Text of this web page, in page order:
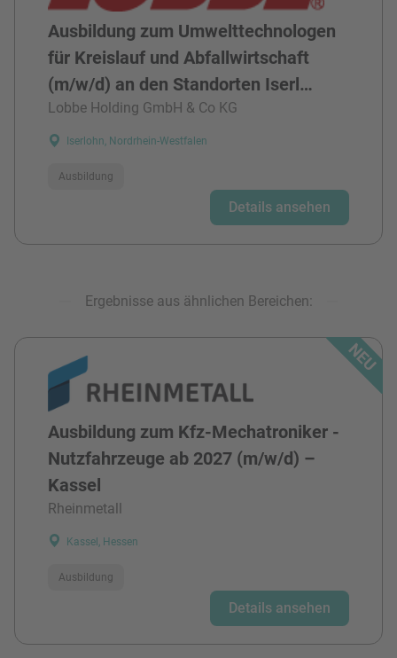
Ausbildung zum Umwelttechnologen
für Kreislauf und Abfallwirtschaft
(m/w/d) an den Standorten Iserl…
Lobbe Holding GmbH & Co KG
Iserlohn, Nordrhein-Westfalen
Ausbildung
Details ansehen
Ergebnisse aus ähnlichen Bereichen:
Ausbildung zum Kfz-Mechatroniker -
Nutzfahrzeuge ab 2027 (m/w/d) –
Kassel
Rheinmetall
Kassel, Hessen
Ausbildung
Details ansehen